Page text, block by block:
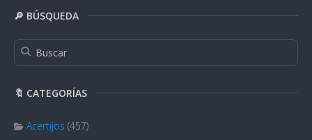
🔎 BÚSQUEDA
🔖 CATEGORÍAS
Acertijos (457)